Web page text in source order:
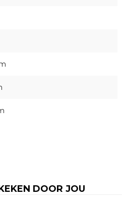
DOOR JOU